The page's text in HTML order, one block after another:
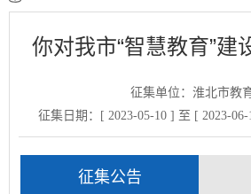
你对我市“智慧教育”建
征集单位：淮北市教
征集日期：[ 2023-05-10 ] 至 [ 2023-06-
征集公告